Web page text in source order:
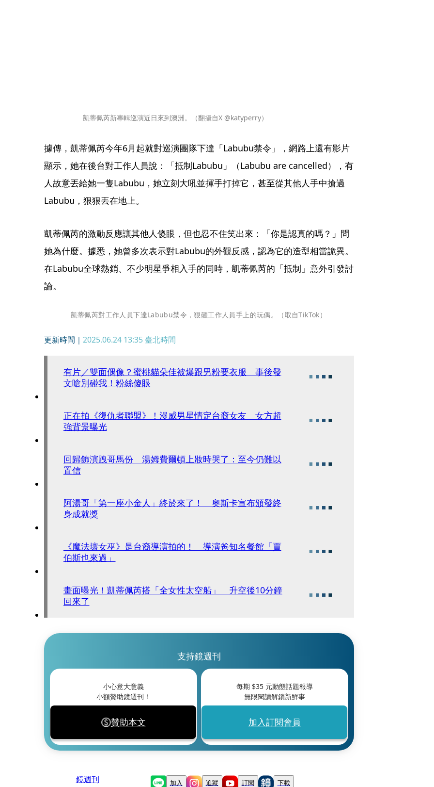
凱蒂佩芮新專輯巡演近日來到澳洲。（翻攝自X @katyperry）
據傳，凱蒂佩芮今年6月起就對巡演團隊下達「Labubu禁令」，網路上還有影片
顯示，她在後台對工作人員說：「抵制Labubu」（Labubu are cancelled），有
人故意丟給她一隻Labubu，她立刻大吼並揮手打掉它，甚至從其他人手中搶過
Labubu，狠狠丟在地上。
凱蒂佩芮的激動反應讓其他人傻眼，但也忍不住笑出來：「你是認真的嗎？」問
她為什麼。據悉，她曾多次表示對Labubu的外觀反感，認為它的造型相當詭異。
在Labubu全球熱銷、不少明星爭相入手的同時，凱蒂佩芮的「抵制」意外引發討
論。
凱蒂佩芮對工作人員下達Labubu禁令，狠砸工作人員手上的玩偶。（取自TikTok）
更新時間｜ 2025.06.24 13:35臺北時間
有片／雙面偶像？蜜桃貓朵佳被爆跟男粉要衣服 事後發
文嗆別碰我！粉絲傻眼
正在拍《復仇者聯盟》！漫威男星情定台裔女友 女方超
強背景曝光
回歸飾演跩哥馬份 湯姆費爾頓上妝時哭了：至今仍難以
置信
阿湯哥「第一座小金人」終於來了！ 奧斯卡宣布頒發終
身成就獎
《魔法壞女巫》是台裔導演拍的！ 導演爸知名餐館「賈
伯斯也來過」
畫面曝光！凱蒂佩芮搭「全女性太空船」 升空後10分鐘
回來了
支持鏡週刊
小心意大意義
小額贊助鏡週刊！
贊助本文
每期 $35元動態話題報導
無限閱讀解鎖新鮮事
加入訂閱會員
鏡週刊 加入 追蹤 訂閱 下載